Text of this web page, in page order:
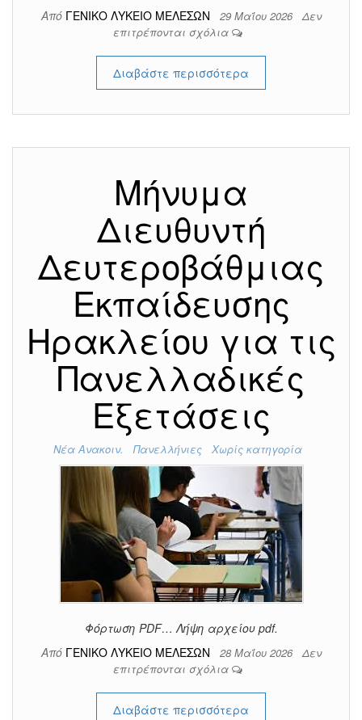
Από ΓΕΝΙΚΟ ΛΥΚΕΙΟ ΜΕΛΕΣΩΝ 29 Μαΐου 2026 Δεν
επιτρέπονται σχόλια
Διαβάστε περισσότερα
Μήνυμα
Διευθυντή
Δευτεροβάθμιας
Εκπαίδευσης
Ηρακλείου για τις
Πανελλαδικές
Εξετάσεις
Νέα Ανακοιν. Πανελλήνιες Χωρίς κατηγορία
Φόρτωση PDF… Λήψη αρχείου pdf.
Από ΓΕΝΙΚΟ ΛΥΚΕΙΟ ΜΕΛΕΣΩΝ 28 Μαΐου 2026 Δεν
επιτρέπονται σχόλια
Διαβάστε περισσότερα